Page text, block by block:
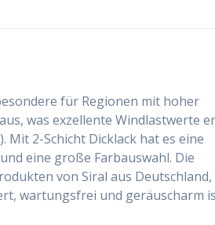
für Regionen mit hoher
was exzellente Windlastwerte
Mit 2-Schicht Dicklack hat es eine
eine große Farbauswahl. Die
von Siral aus Deutschland,
wartungsfrei und geräuscharm